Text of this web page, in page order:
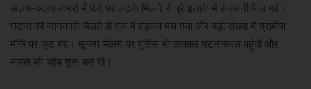
अलग-अलग कमरों में फंदे पर लटके मिलने से पूरे इलाके में सनसनी फैल गई।
घटना की जानकारी मिलते ही गांव में हड़कंप मच गया और बड़ी संख्या में ग्रामीण
मौके पर जुट गए। सूचना मिलने पर पुलिस भी तत्काल घटनास्थल पहुंची और
मामले की जांच शुरू कर दी।